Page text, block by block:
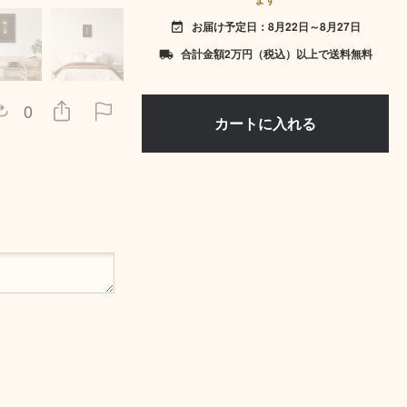
0
event_available お届け予定日：8月22日～8月27日
local_shipping 合計金額2万円（税込）以上で送料無料